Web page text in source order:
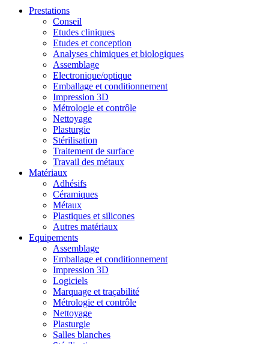
Prestations
Conseil
Etudes cliniques
Etudes et conception
Analyses chimiques et biologiques
Assemblage
Electronique/optique
Emballage et conditionnement
Impression 3D
Métrologie et contrôle
Nettoyage
Plasturgie
Stérilisation
Traitement de surface
Travail des métaux
Matériaux
Adhésifs
Céramiques
Métaux
Plastiques et silicones
Autres matériaux
Equipements
Assemblage
Emballage et conditionnement
Impression 3D
Logiciels
Marquage et traçabilité
Métrologie et contrôle
Nettoyage
Plasturgie
Salles blanches